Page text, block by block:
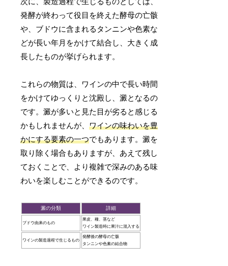
発酵が終わって役目を終えた酵母の亡骸
や、ブドウに含まれるタンニンや色素な
どが長い年月をかけて結合し、大きく成
長したものが挙げられます。
これらの物質は、ワインの中で長い時間
をかけてゆっくりと沈殿し、澱となるの
です。澱が多いと見た目が劣ると感じる
かもしれませんが、ワインの味わいを豊
かにする要素の一つでもあります。澱を
取り除く場合もありますが、あえて残し
ておくことで、より複雑で深みのある味
わいを楽しむことができるのです。
澱の分類 詳細
ブドウ由来のもの
果皮、種、茎など
ワイン製造時に果汁に混入する
ワインの製造過程で生じるもの
発酵後の酵母の亡骸
タンニンや色素の結合物